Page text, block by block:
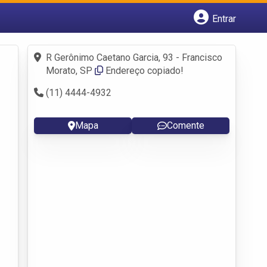
Entrar
Fazer login
Criar conta
R Gerônimo Caetano Garcia, 93 - Francisco
Morato, SP
Endereço copiado!
(11) 4444-4932
Mapa Comente